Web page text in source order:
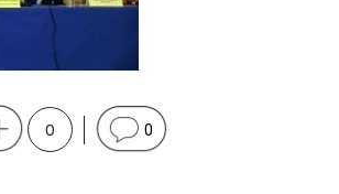
0 0